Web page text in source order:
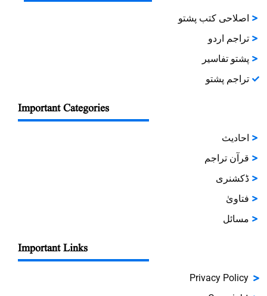
اصلاحی کتب پشتو
تراجم اردو
پشتو تفاسیر
تراجم پشتو
Important Categories
احادیث
قرآن تراجم
ڈکشنری
فتاویٰ
مسائل
Important Links
Privacy Policy